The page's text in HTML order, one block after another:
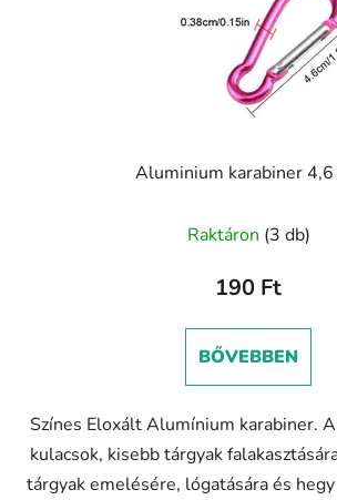
Aluminium karabiner 4,6
Raktáron (3 db)
190 Ft
BŐVEBBEN
Színes Eloxált Alumínium karabiner.
kulacsok, kisebb tárgyak
tárgyak emelésére, lógatására és